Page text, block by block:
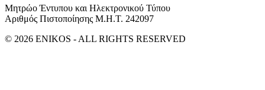
Μητρώο Έντυπου και Ηλεκτρονικού Τύπου
Αριθμός Πιστοποίησης Μ.Η.Τ. 242097
© 2026 ENIKOS - ALL RIGHTS RESERVED